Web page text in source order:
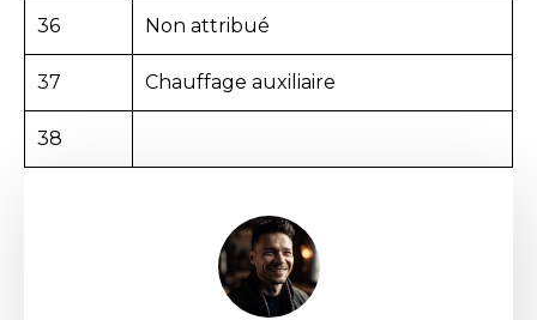
36 Non attribué
37 Chauffage auxiliaire
38